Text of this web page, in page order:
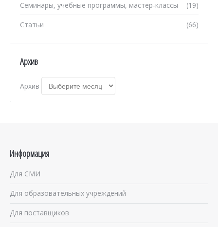
(19)
Семинары, учебные программы, мастер-классы
(66)
Статьи
Архив
Архив
Информация
Для СМИ
Для образовательных учреждений
Для поставщиков